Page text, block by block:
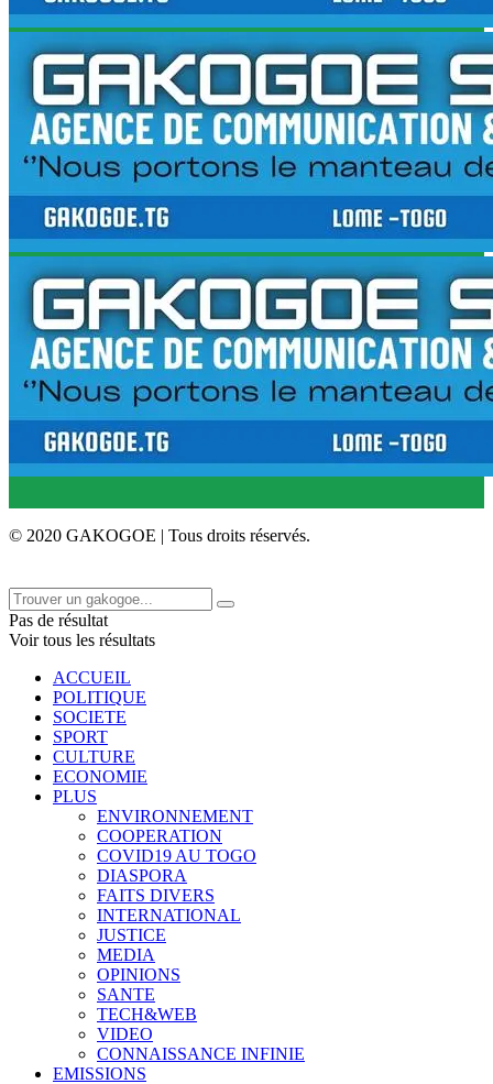
© 2020 GAKOGOE | Tous droits réservés.
Pas de résultat
Voir tous les résultats
ACCUEIL
POLITIQUE
SOCIETE
SPORT
CULTURE
ECONOMIE
PLUS
ENVIRONNEMENT
COOPERATION
COVID19 AU TOGO
DIASPORA
FAITS DIVERS
INTERNATIONAL
JUSTICE
MEDIA
OPINIONS
SANTE
TECH&WEB
VIDEO
CONNAISSANCE INFINIE
EMISSIONS